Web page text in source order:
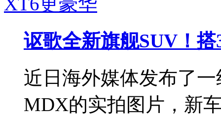
讴歌全新旗舰SUV！
近日海外媒体发布了
MDX的实拍图片，新